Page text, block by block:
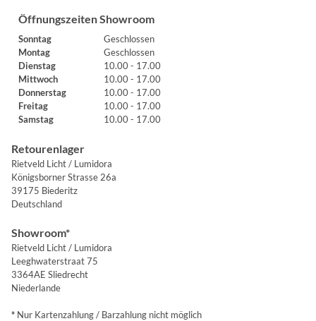
Öffnungszeiten Showroom
Sonntag
Geschlossen
Montag
Geschlossen
Dienstag
10.00 - 17.00
Mittwoch
10.00 - 17.00
Donnerstag
10.00 - 17.00
Freitag
10.00 - 17.00
Samstag
10.00 - 17.00
Retourenlager
Rietveld Licht / Lumidora
Königsborner Strasse 26a
39175 Biederitz
Deutschland
Showroom*
Rietveld Licht / Lumidora
Leeghwaterstraat 75
3364AE Sliedrecht
Niederlande
* Nur Kartenzahlung / Barzahlung nicht möglich